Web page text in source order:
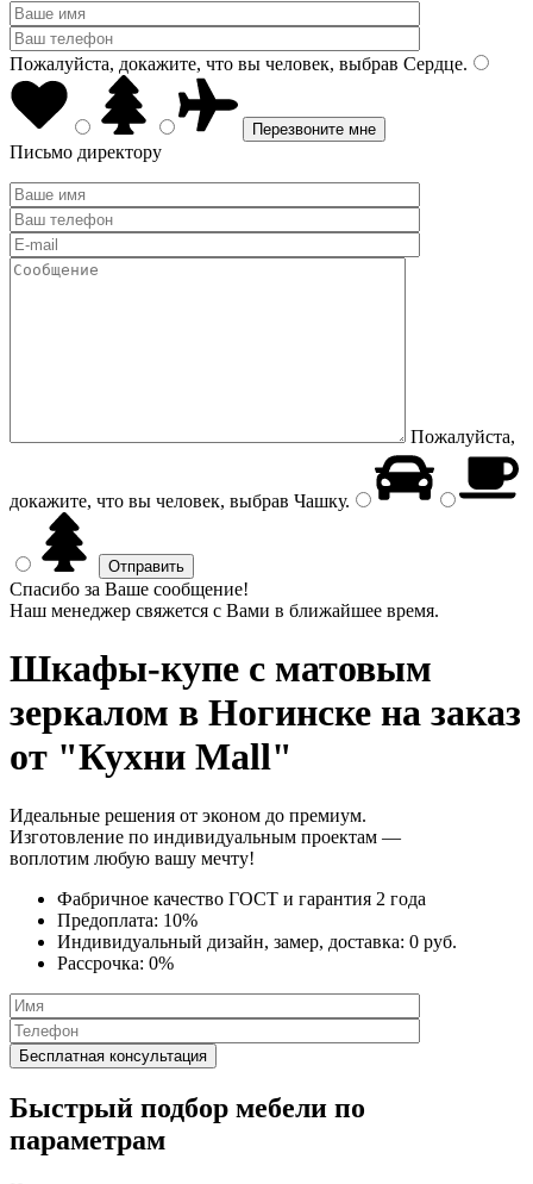
Пожалуйста, докажите, что вы человек, выбрав Сердце.
Письмо директору
Пожалуйста,
докажите, что вы человек, выбрав Чашку.
Спасибо за Ваше сообщение!
Наш менеджер свяжется с Вами в ближайшее время.
Шкафы-купе с матовым
зеркалом в Ногинске на заказ
от "Кухни Mall"
Идеальные решения от эконом до премиум.
Изготовление по индивидуальным проектам —
воплотим любую вашу мечту!
Фабричное качество ГОСТ и гарантия 2 года
Предоплата: 10%
Индивидуальный дизайн, замер, доставка: 0 руб.
Рассрочка: 0%
Быстрый подбор мебели по
параметрам